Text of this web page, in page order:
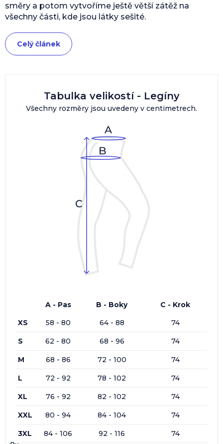
Tabulka velikostí - Legíny
Všechny rozměry jsou uvedeny v centimetrech.
A - Pas B - Boky
C - Krok
XS
58 - 80 64 - 88 74
S 62 - 80 68 - 96 74
M 68 - 86 72 - 100 74
L 72 - 92 78 - 102 74
XL 76 - 92 82 - 102 74
XXL 80 - 94 84 - 104 74
3XL 84 - 106 92 - 116 74
směry a potom vytvoříme ještě větší zátěž na
všechny části, kde jsou látky sešité.
Celý článek